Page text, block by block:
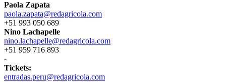
Paola Zapata
paola.zapata@redagricola.com
+51 993 050 689
Nino Lachapelle
nino.lachapelle@redagricola.com
+51 959 716 893
-
Tickets:
entradas.peru@redagricola.com